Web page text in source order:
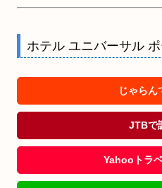
ホテル ユニバーサル ポ
じゃらん
JTBで
Yahooトラ